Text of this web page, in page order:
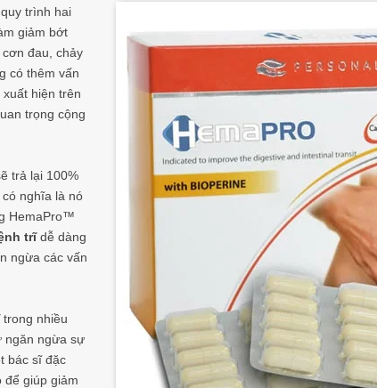
trình hai
giảm bớt
đau, chảy
có thêm vấn
hiện trên
trọng cộng
trả lại 100%
nghĩa là nó
HemaPro™
trĩdễ dàng
ngừa các vấn
trong nhiều
ngăn ngừa sự
bác sĩ đặc
giúp giảm